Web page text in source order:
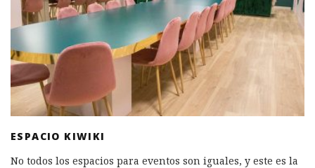
ESPACIO KIWIKI
No todos los espacios para eventos son iguales, y este es la